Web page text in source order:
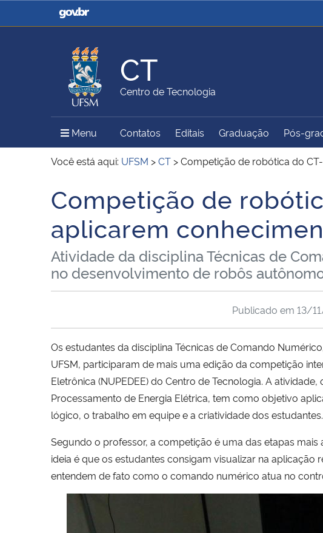
Casa Civil
Ministério da Justiça e
Ministério da Agricultura,
Pecuária e Abastecimento
Ministério do Meio Ambiente Ministério do Turismo
Secretaria de Governo
Gabinete de Segurança
Institucional
CT
Centro de Tecnologia
Menu Menu Principal do Sítio
Contatos Editais Graduação Pós-
Você está aqui: UFSM >CT >Competição de robótica do
Início do conteúdo
Competição de
aplicarem
Atividade da disciplina Técnicas de
no desenvolvimento de robôs
Publicado em 13/
Os estudantes da disciplina Técnicas de Comando
UFSM, participaram de mais uma edição da competição
Eletrônica (NUPEDEE) do Centro de Tecnologia. A
Processamento de Energia Elétrica, tem como objetivo
lógico, o trabalho em equipe e a criatividade dos estudantes.
Segundo o professor, a competição é uma das etapas
ideia é que os estudantes consigam visualizar na
entendem de fato como o comando numérico atua no